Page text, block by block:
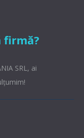
firmă?
SRL, ai